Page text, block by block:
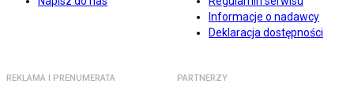
Informacje o nadawcy
Deklaracja dostępności
REKLAMA I PRENUMERATA PARTNERZY